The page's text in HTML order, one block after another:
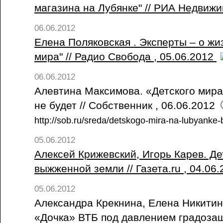
магазина на Лубянке" // РИА
06.06.2012
Елена Поляковская . Эксперты – о
мира" // Радио Свобода , 05.06.2012
06.06.2012
Алевтина Максимова. «Детского
не будет // Собственник , 06.06.2012
http://sob.ru/sreda/detskogo-mira-na-
05.06.2012
Алексей Крижевский, Игорь Карев.
выжженной земли // Газета.ru ,
05.06.2012
Александра Крекнина, Елена
«Дочка» ВТБ под давлением